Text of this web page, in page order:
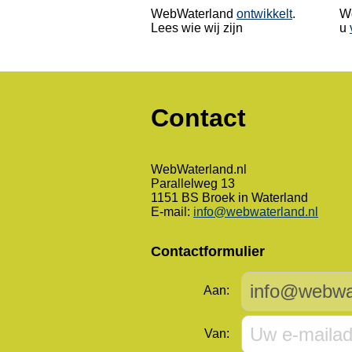
WebWaterland ontwikkelt.
Lees wie wij zijn
u
Contact
WebWaterland.nl
Parallelweg 13
1151 BS Broek in Waterland
E-mail: info@webwaterland.nl
Contactformulier
Aan:
Van: